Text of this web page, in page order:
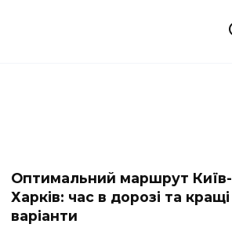
Оптимальний маршрут Київ-
Харків: час в дорозі та кращі
варіанти